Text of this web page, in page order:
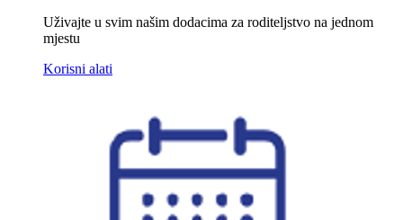
Uživajte u svim našim dodacima za roditeljstvo na jednom
mjestu
Korisni alati